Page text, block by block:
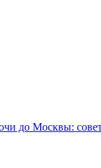
до Москвы: